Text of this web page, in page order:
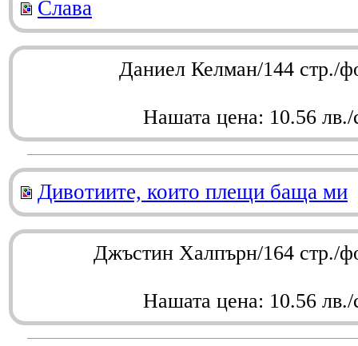
Слава
Даниел Келман/144 стр./
Нашата цена: 10.56 лв./
Дивотиите, които плещи баща ми
Джъстин Халпърн/164 стр./
Нашата цена: 10.56 лв./